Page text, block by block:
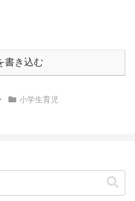
書き込む
小学生育児